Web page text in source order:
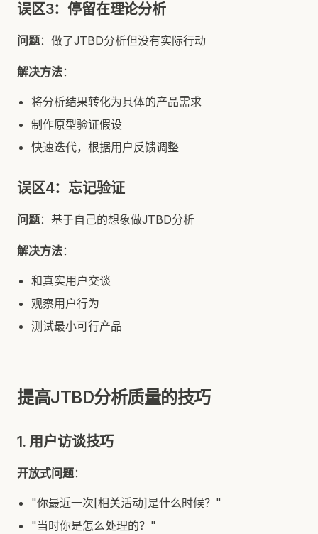
误区3：停留在理论分析
问题：做了JTBD分析但没有实际行动
解决方法：
将分析结果转化为具体的产品需求
制作原型验证假设
快速迭代，根据用户反馈调整
误区4：忘记验证
问题：基于自己的想象做JTBD分析
解决方法：
和真实用户交谈
观察用户行为
测试最小可行产品
提高JTBD分析质量的技巧
1. 用户访谈技巧
开放式问题：
"你最近一次[相关活动]是什么时候？"
"当时你是怎么处理的？"